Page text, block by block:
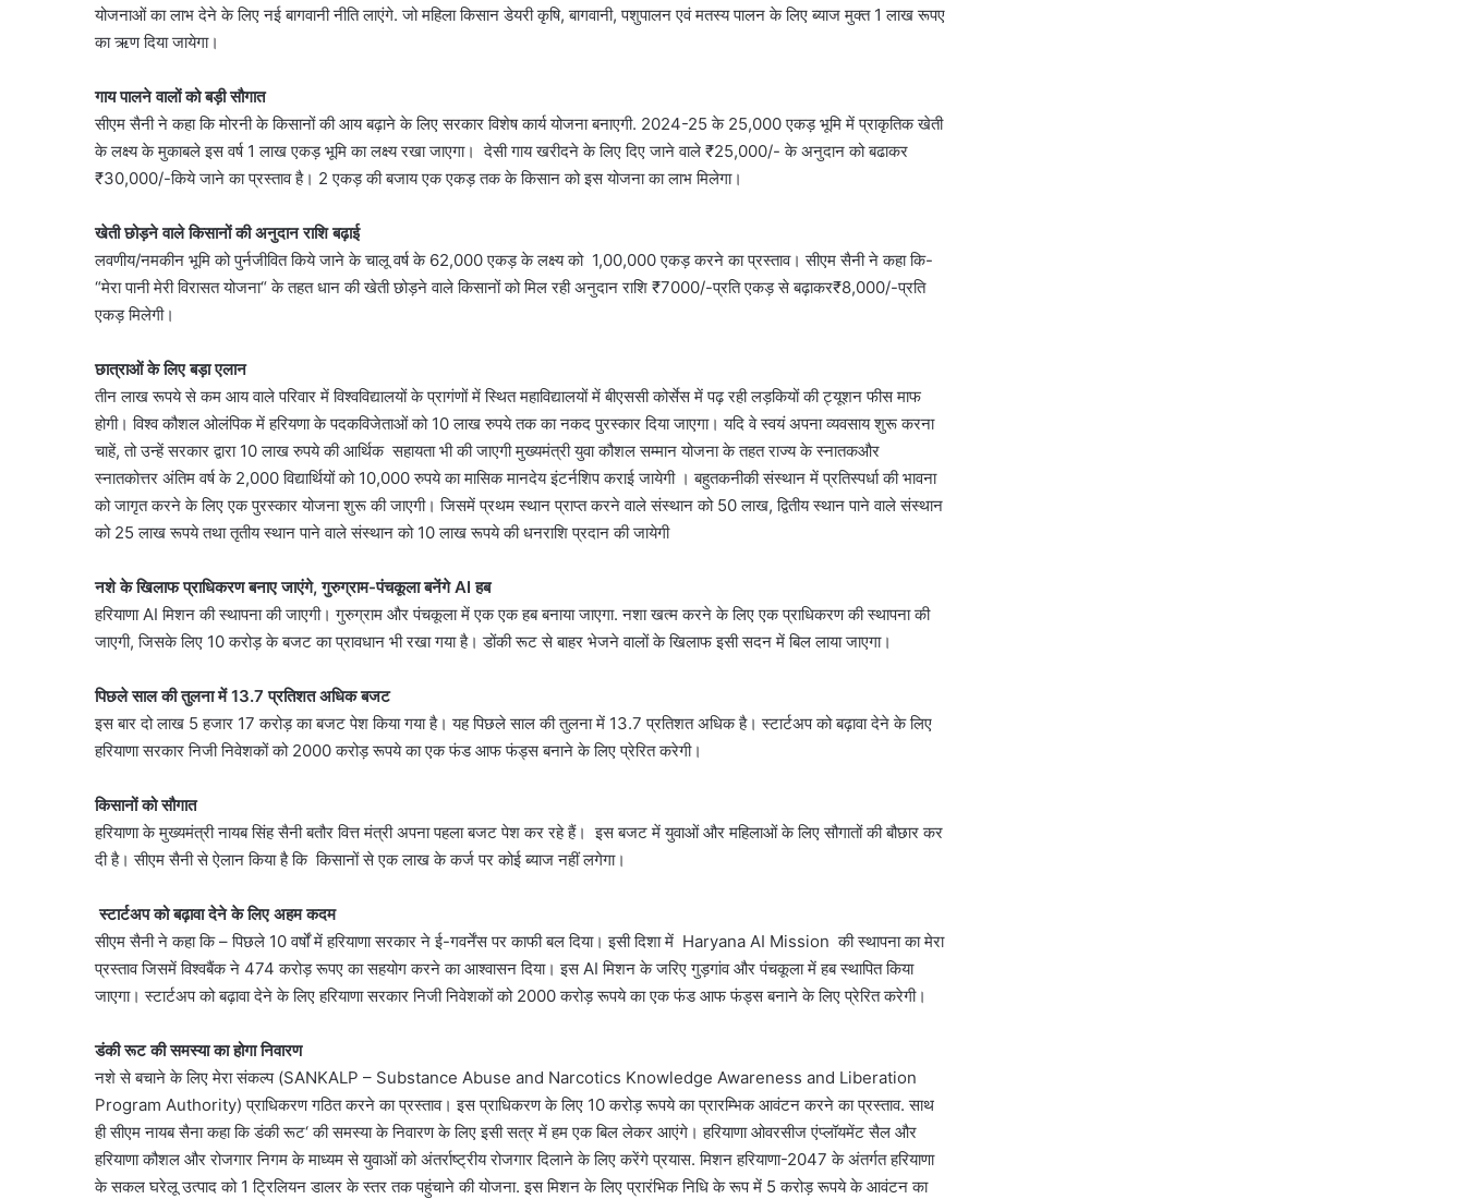
योजनाओं का लाभ देने के लिए नई बागवानी नीति लाएंगे. जो महिला किसान डेयरी कृषि, बागवानी, पशुपालन एवं मतस्य पालन के लिए ब्याज मुक्त 1 लाख रूपए
का ऋण दिया जायेगा।
गाय पालने वालों को बड़ी सौगात
सीएम सैनी ने कहा कि मोरनी के किसानों की आय बढ़ाने के लिए सरकार विशेष कार्य योजना बनाएगी. 2024-25 के 25,000 एकड़ भूमि में प्राकृतिक खेती
के लक्ष्य के मुकाबले इस वर्ष 1 लाख एकड़ भूमि का लक्ष्य रखा जाएगा। देसी गाय खरीदने के लिए दिए जाने वाले ₹25,000/- के अनुदान को बढाकर
₹30,000/-किये जाने का प्रस्ताव है। 2 एकड़ की बजाय एक एकड़ तक के किसान को इस योजना का लाभ मिलेगा।
खेती छोड़ने वाले किसानों की अनुदान राशि बढ़ाई
लवणीय/नमकीन भूमि को पुर्नजीवित किये जाने के चालू वर्ष के 62,000 एकड़ के लक्ष्य को 1,00,000 एकड़ करने का प्रस्ताव। सीएम सैनी ने कहा कि-
“मेरा पानी मेरी विरासत योजना“ के तहत धान की खेती छोड़ने वाले किसानों को मिल रही अनुदान राशि ₹7000/-प्रति एकड़ से बढ़ाकर₹8,000/-प्रति
एकड़ मिलेगी।
छात्राओं के लिए बड़ा एलान
तीन लाख रूपये से कम आय वाले परिवार में विश्वविद्यालयों के प्रागंणों में स्थित महाविद्यालयों में बीएससी कोर्सेस में पढ़ रही लड़कियों की ट्यूशन फीस माफ
होगी। विश्व कौशल ओलंपिक में हरियणा के पदकविजेताओं को 10 लाख रुपये तक का नकद पुरस्कार दिया जाएगा। यदि वे स्वयं अपना व्यवसाय शुरू करना
चाहें, तो उन्हें सरकार द्वारा 10 लाख रुपये की आर्थिक सहायता भी की जाएगी मुख्यमंत्री युवा कौशल सम्मान योजना के तहत राज्य के स्नातकऔर
स्नातकोत्तर अंतिम वर्ष के 2,000 विद्यार्थियों को 10,000 रुपये का मासिक मानदेय इंटर्नशिप कराई जायेगी । बहुतकनीकी संस्थान में प्रतिस्पर्धा की भावना
को जागृत करने के लिए एक पुरस्कार योजना शुरू की जाएगी। जिसमें प्रथम स्थान प्राप्त करने वाले संस्थान को 50 लाख, द्वितीय स्थान पाने वाले संस्थान
को 25 लाख रूपये तथा तृतीय स्थान पाने वाले संस्थान को 10 लाख रूपये की धनराशि प्रदान की जायेगी
नशे के खिलाफ प्राधिकरण बनाए जाएंगे, गुरुग्राम-पंचकूला बनेंगे AI हब
हरियाणा AI मिशन की स्थापना की जाएगी। गुरुग्राम और पंचकूला में एक एक हब बनाया जाएगा. नशा खत्म करने के लिए एक प्राधिकरण की स्थापना की
जाएगी, जिसके लिए 10 करोड़ के बजट का प्रावधान भी रखा गया है। डोंकी रूट से बाहर भेजने वालों के खिलाफ इसी सदन में बिल लाया जाएगा।
पिछले साल की तुलना में 13.7 प्रतिशत अधिक बजट
इस बार दो लाख 5 हजार 17 करोड़ का बजट पेश किया गया है। यह पिछले साल की तुलना में 13.7 प्रतिशत अधिक है। स्टार्टअप को बढ़ावा देने के लिए
हरियाणा सरकार निजी निवेशकों को 2000 करोड़ रूपये का एक फंड आफ फंड्स बनाने के लिए प्रेरित करेगी।
किसानों को सौगात
हरियाणा के मुख्यमंत्री नायब सिंह सैनी बतौर वित्त मंत्री अपना पहला बजट पेश कर रहे हैं। इस बजट में युवाओं और महिलाओं के लिए सौगातों की बौछार कर
दी है। सीएम सैनी से ऐलान किया है कि किसानों से एक लाख के कर्ज पर कोई ब्याज नहीं लगेगा।
स्टार्टअप को बढ़ावा देने के लिए अहम कदम
सीएम सैनी ने कहा कि – पिछले 10 वर्षों में हरियाणा सरकार ने ई-गवर्नेंस पर काफी बल दिया। इसी दिशा में Haryana AI Mission की स्थापना का मेरा
प्रस्ताव जिसमें विश्वबैंक ने 474 करोड़ रूपए का सहयोग करने का आश्वासन दिया। इस AI मिशन के जरिए गुड़गांव और पंचकूला में हब स्थापित किया
जाएगा। स्टार्टअप को बढ़ावा देने के लिए हरियाणा सरकार निजी निवेशकों को 2000 करोड़ रूपये का एक फंड आफ फंड्स बनाने के लिए प्रेरित करेगी।
डंकी रूट की समस्या का होगा निवारण
नशे से बचाने के लिए मेरा संकल्प (SANKALP – Substance Abuse and Narcotics Knowledge Awareness and Liberation
Program Authority) प्राधिकरण गठित करने का प्रस्ताव। इस प्राधिकरण के लिए 10 करोड़ रूपये का प्रारम्भिक आवंटन करने का प्रस्ताव. साथ
ही सीएम नायब सैना कहा कि डंकी रूट‘ की समस्या के निवारण के लिए इसी सत्र में हम एक बिल लेकर आएंगे। हरियाणा ओवरसीज एंप्लॉयमेंट सैल और
हरियाणा कौशल और रोजगार निगम के माध्यम से युवाओं को अंतर्राष्ट्रीय रोजगार दिलाने के लिए करेंगे प्रयास. मिशन हरियाणा-2047 के अंतर्गत हरियाणा
के सकल घरेलू उत्पाद को 1 ट्रिलियन डालर के स्तर तक पहुंचाने की योजना. इस मिशन के लिए प्रारंभिक निधि के रूप में 5 करोड़ रूपये के आवंटन का